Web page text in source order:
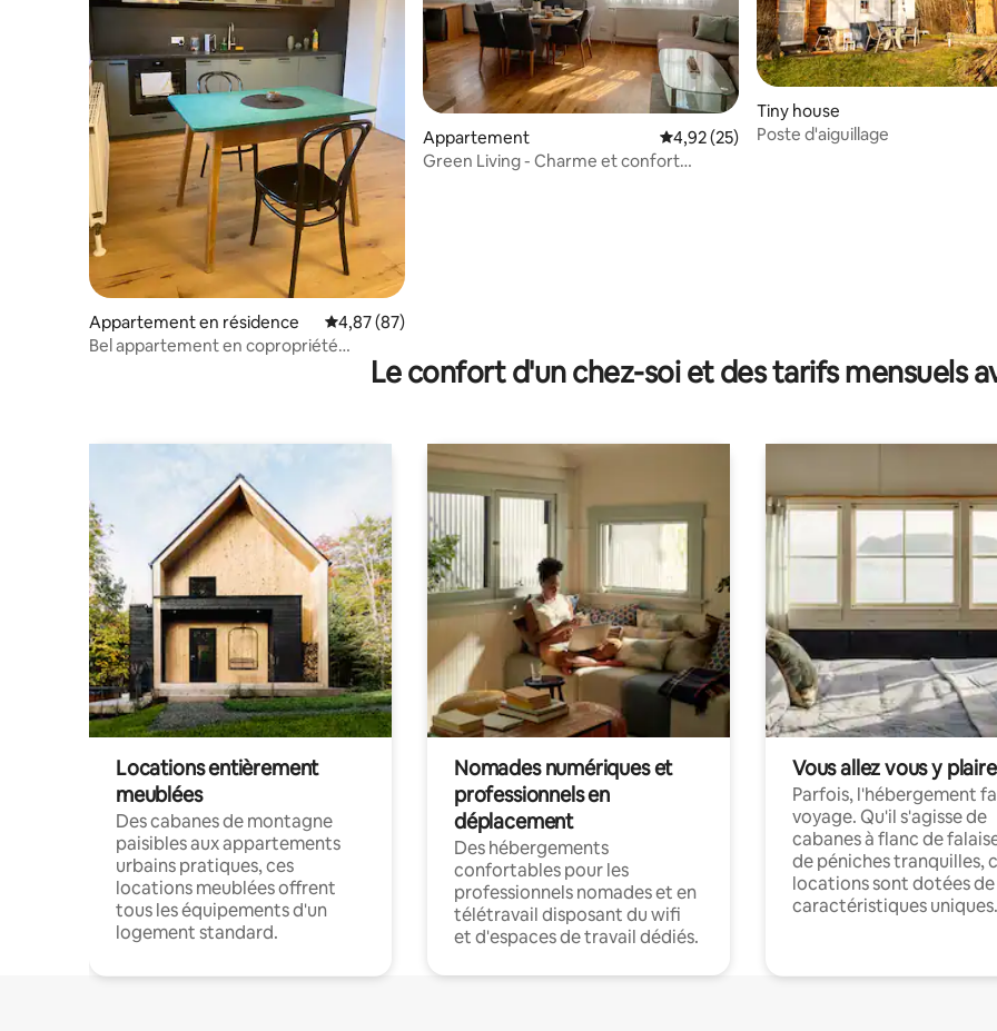
Appartement en résidence Évaluation moyenne sur la base de 87 commentaires : 4,87 sur 5
4,87 (87)
Bel appartement en copropriété
Appartement Évaluation moyenne sur la base de 25
4,92 (25)
Green Living - Charme et confort
Tiny house
Poste d'aiguillage
Le confort d'un chez-soi et des tarifs mensuels
Locations entièrement
meublées
Des cabanes de montagne
paisibles aux appartements
urbains pratiques, ces
locations meublées offrent
tous les équipements d'un
logement standard.
Nomades numériques et
professionnels en
déplacement
Des hébergements
confortables pour les
professionnels nomades et en
télétravail disposant du wifi
et d'espaces de travail dédiés.
Vous allez vous y plaire
Parfois, l'hébergement
voyage. Qu'il s'agisse de
cabanes à flanc de
de péniches tranquilles,
locations sont dotées de
caractéristiques uniques.